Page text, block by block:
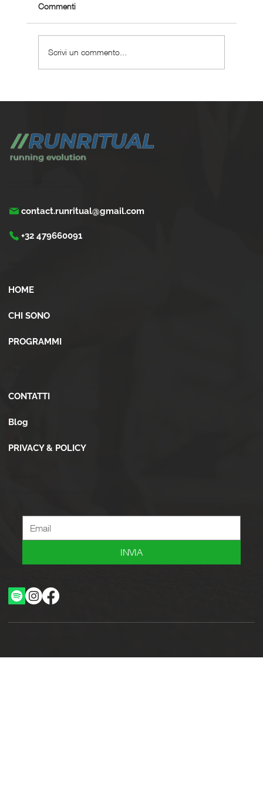
Commenti
Scrivi un commento...
contact.runritual@gmail.com
+32 479660091
HOME
CHI SONO
PROGRAMMI
CONTATTI
Blog
PRIVACY & POLICY
INVIA